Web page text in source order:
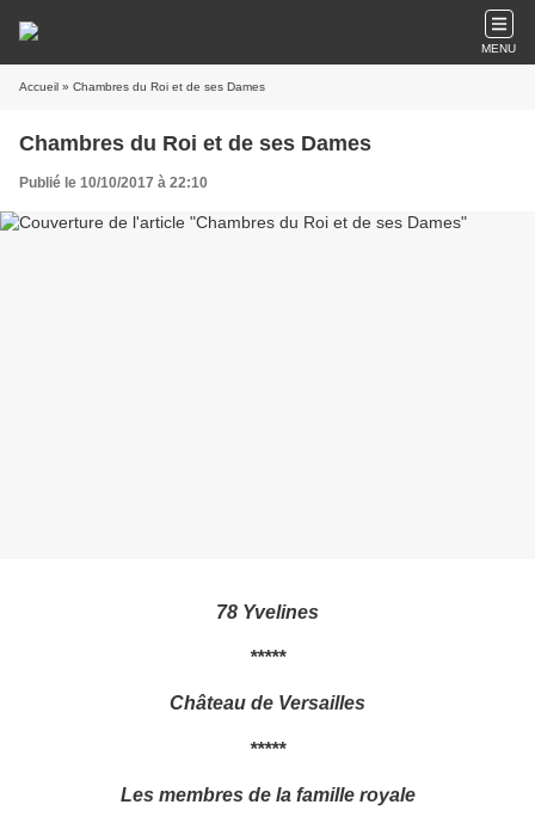
MENU
Accueil » Chambres du Roi et de ses Dames
Chambres du Roi et de ses Dames
Publié le 10/10/2017 à 22:10
78 Yvelines
*****
Château de Versailles
*****
Les membres de la famille royale